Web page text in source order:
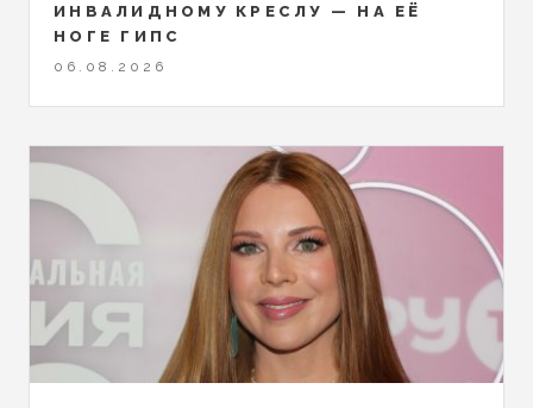
ИНВАЛИДНОМУ КРЕСЛУ — НА ЕЁ
НОГЕ ГИПС
06.08.2026